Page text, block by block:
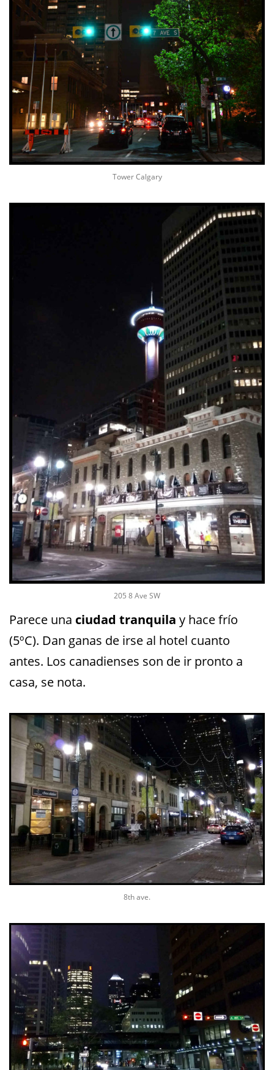
Tower Calgary
205 8 Ave SW
Parece una ciudad tranquila y hace frío
(5ºC). Dan ganas de irse al hotel cuanto
antes. Los canadienses son de ir pronto a
casa, se nota.
8th ave.